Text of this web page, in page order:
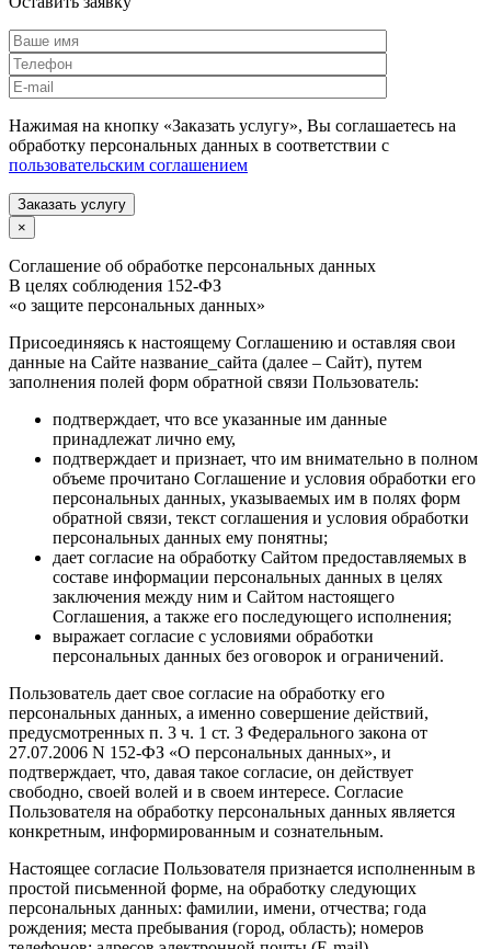
Нажимая на кнопку «Заказать услугу», Вы соглашаетесь на
обработку персональных данных в соответствии с
пользовательским соглашением
Заказать услугу
×
Соглашение об обработке персональных данных
В целях соблюдения 152-ФЗ
«о защите персональных данных»
Присоединяясь к настоящему Соглашению и оставляя свои
данные на Сайте название_сайта (далее – Сайт), путем
заполнения полей форм обратной связи Пользователь:
подтверждает, что все указанные им данные
принадлежат лично ему,
подтверждает и признает, что им внимательно в полном
объеме прочитано Соглашение и условия обработки его
персональных данных, указываемых им в полях форм
обратной связи, текст соглашения и условия обработки
персональных данных ему понятны;
дает согласие на обработку Сайтом предоставляемых в
составе информации персональных данных в целях
заключения между ним и Сайтом настоящего
Соглашения, а также его последующего исполнения;
выражает согласие с условиями обработки
персональных данных без оговорок и ограничений.
Пользователь дает свое согласие на обработку его
персональных данных, а именно совершение действий,
предусмотренных п. 3 ч. 1 ст. 3 Федерального закона от
27.07.2006 N 152-ФЗ «О персональных данных», и
подтверждает, что, давая такое согласие, он действует
свободно, своей волей и в своем интересе. Согласие
Пользователя на обработку персональных данных является
конкретным, информированным и сознательным.
Настоящее согласие Пользователя признается исполненным в
простой письменной форме, на обработку следующих
персональных данных: фамилии, имени, отчества; года
рождения; места пребывания (город, область); номеров